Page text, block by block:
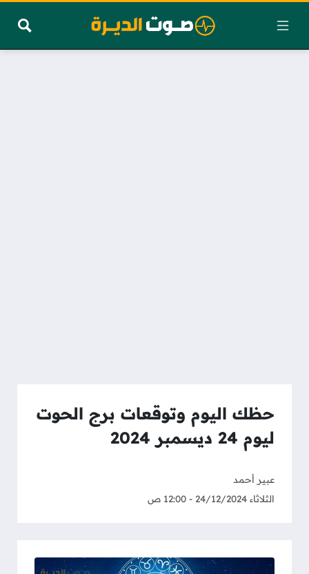
حظك اليوم وتوقعات برج الحوت
ليوم 24 ديسمبر 2024
عبير أحمد
الثلاثاء 24/12/2024 - 12:00 ص